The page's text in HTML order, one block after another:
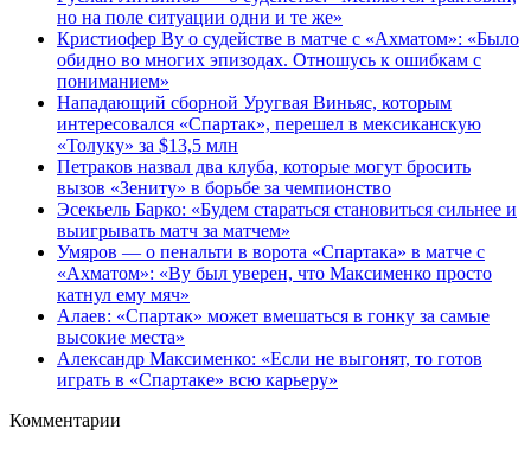
но на поле ситуации одни и те же»
Кристиофер Ву о судействе в матче с «Ахматом»: «Было
обидно во многих эпизодах. Отношусь к ошибкам с
пониманием»
Нападающий сборной Уругвая Виньяс, которым
интересовался «Спартак», перешел в мексиканскую
«Толуку» за $13,5 млн
Петраков назвал два клуба, которые могут бросить
вызов «Зениту» в борьбе за чемпионство
Эсекьель Барко: «Будем стараться становиться сильнее и
выигрывать матч за матчем»
Умяров — о пенальти в ворота «Спартака» в матче с
«Ахматом»: «Ву был уверен, что Максименко просто
катнул ему мяч»
Алаев: «Спартак» может вмешаться в гонку за самые
высокие места»
Александр Максименко: «Если не выгонят, то готов
играть в «Спартаке» всю карьеру»
Комментарии